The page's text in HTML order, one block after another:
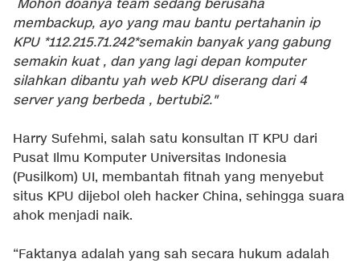
Mohon doanya team sedang berusaha
membackup, ayo yang mau bantu pertahanin ip
KPU *112.215.71.242*semakin banyak yang gabung
semakin kuat , dan yang lagi depan komputer
silahkan dibantu yah web KPU diserang dari 4
server yang berbeda , bertubi2."
Harry Sufehmi, salah satu konsultan IT KPU dari
Pusat Ilmu Komputer Universitas Indonesia
(Pusilkom) UI, membantah fitnah yang menyebut
situs KPU dijebol oleh hacker China, sehingga suara
ahok menjadi naik.
“Faktanya adalah yang sah secara hukum adalah